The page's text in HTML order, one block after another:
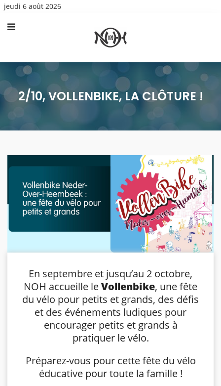
jeudi 6 août 2026
2/10, VOLLENBIKE, LA CLÔTURE !
En septembre et jusqu’au 2 octobre,
NOH accueille leVollenbike, une fête
du vélo pour petits et grands, des défis
et des événements ludiques pour
encourager petits et grands à
pratiquer le vélo.
Préparez-vous pour cette fête du vélo
éducative pour toute la famille !